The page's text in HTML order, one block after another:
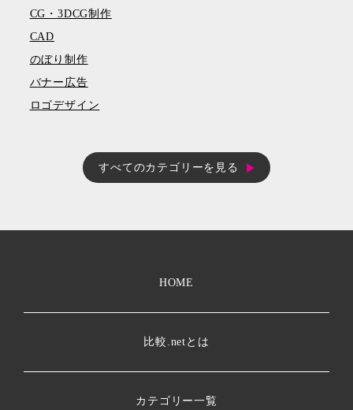
CG・3DCG制作
CAD
のぼり制作
バナー広告
ロゴデザイン
すべてのカテゴリーを見る
HOME
比較.netとは
カテゴリー一覧